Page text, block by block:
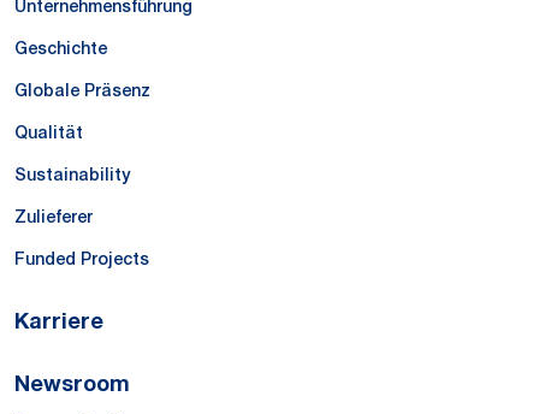
Unternehmensführung
Geschichte
Globale Präsenz
Qualität
Sustainability
Zulieferer
Funded Projects
Karriere
Newsroom